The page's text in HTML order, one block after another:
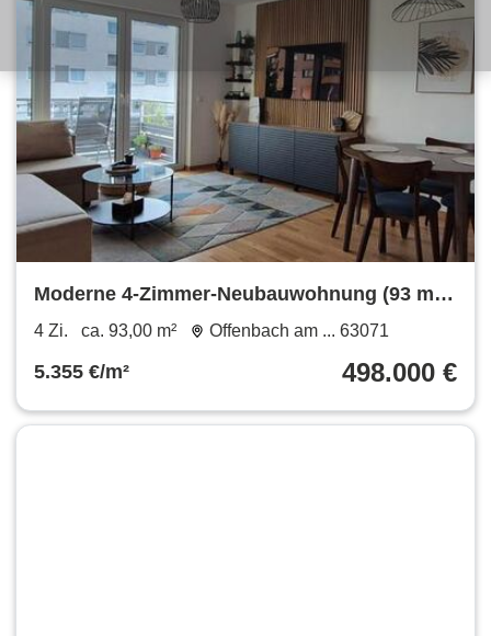
Moderne 4-Zimmer-Neubauwohnung (93 m²)
mit Balkon & EBK
4 Zi. ca. 93,00 m² Offenbach am ... 63071
5.355 €/m² 498.000 €